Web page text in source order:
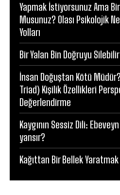
Yapmak İstiyorsunuz Ama
Musunuz? Olası Psikolojik
Yolları
Bir Yalan Bin Doğruyu
İnsan Doğuştan Kötü
Triad) Kişilik Özellikleri
Değerlendirme
Kaygının Sessiz Dili:
yansır?
Kağıttan Bir Bellek Yaratmak